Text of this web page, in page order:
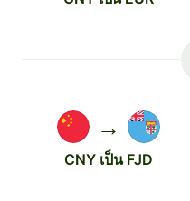
→
CNY เป็น FJD